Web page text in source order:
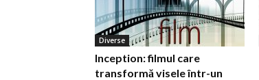
Diverse
Inception: filmul care
transformă visele într-un